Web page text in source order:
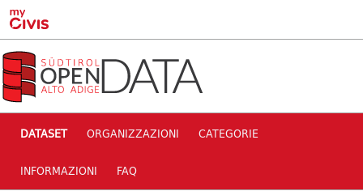
Skip to main content
DATASET ORGANIZZAZIONI CATEGORIE
INFORMAZIONI FAQ